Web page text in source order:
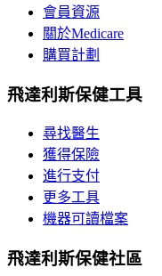
會員資源
關於Medicare
購買計劃
飛達利斯保健工具
尋找醫生
獲得保險
進行支付
更多工具
機器可讀檔案
飛達利斯保健社區